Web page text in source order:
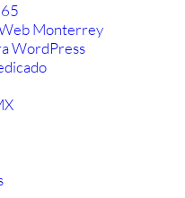
Monterrey
WordPress